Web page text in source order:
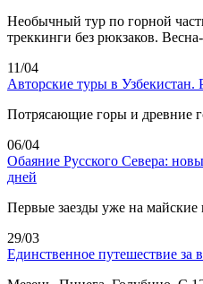
Необычный тур по горной
треккинги без рюкзаков.
11/04
Авторские туры в Узбекистан.
Потрясающие горы и древние
06/04
Обаяние Русского Севера:
дней
Первые заезды уже на майские
29/03
Единственное путешествие за